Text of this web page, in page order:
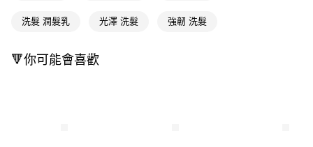
２．便利：只要手機號碼，簡訊認證，即可結帳。
【「AFTEE先享後付」結帳流程】
宅配(廠商直送🚚)
宅配(離島廠商直送🚚)
洗髮 潤髮乳 光澤 洗髮 強韌 洗髮
🔻你可能會喜歡